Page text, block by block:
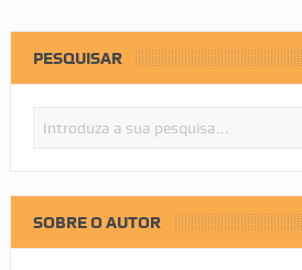
PESQUISAR
SOBRE O AUTOR